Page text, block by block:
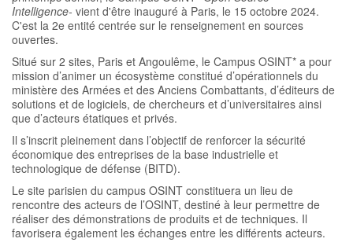
Intelligence- vient d'être inauguré à Paris, le 15 octobre 2024.
C'est la 2e entité centrée sur le renseignement en sources
ouvertes.
Situé sur 2 sites, Paris et Angoulême, le Campus OSINT* a pour
mission d’animer un écosystème constitué d’opérationnels du
ministère des Armées et des Anciens Combattants, d’éditeurs de
solutions et de logiciels, de chercheurs et d’universitaires ainsi
que d’acteurs étatiques et privés.
Il s’inscrit pleinement dans l’objectif de renforcer la sécurité
économique des entreprises de la base industrielle et
technologique de défense (BITD).
Le site parisien du campus OSINT constituera un lieu de
rencontre des acteurs de l’OSINT, destiné à leur permettre de
réaliser des démonstrations de produits et de techniques. Il
favorisera également les échanges entre les différents acteurs.